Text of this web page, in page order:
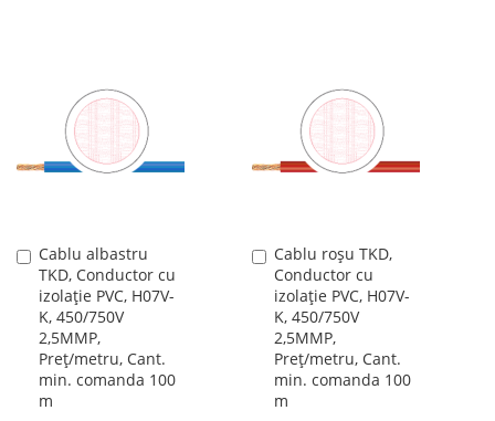
Cablu albastru
TKD, Conductor cu
izolație PVC, H07V-
K, 450/750V
2,5MMP,
Preț/metru, Cant.
min. comanda 100
m
Adauga
în
cos
Cablu roșu TKD,
Conductor cu
izolație PVC, H07V-
K, 450/750V
2,5MMP,
Preț/metru, Cant.
min. comanda 100
m
Adauga
în
cos